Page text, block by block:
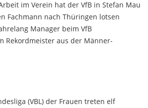
im Verein hat der VfB in Stefan Mau
Fachmann nach Thüringen lotsen
Manager beim VfB
Rekordmeister aus der Männer-
(VBL) der Frauen treten elf